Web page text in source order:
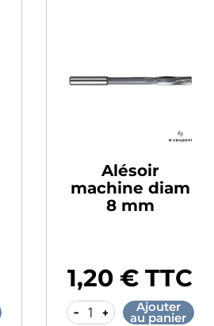
Alésoir
machine diam
8 mm
Prix
1,20 € TTC
- + Ajouter
au panier